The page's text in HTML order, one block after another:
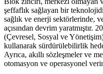
şeffaflık sağlayan bir
sağlık ve enerji sektörlerinde,
açısından devrim yaratmıştır.
(Çevresel, Sosyal ve
kullanarak sürdürülebilirlik
Ayrıca, akıllı sözleşmeler ve
otomasyon ve operasyonel